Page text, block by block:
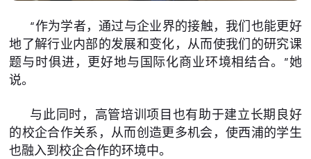
“作为学者，通过与企业界的接触，我们也能更好
地了解行业内部的发展和变化，从而使我们的研究课
题与时俱进，更好地与国际化商业环境相结合。”她
说。
与此同时，高管培训项目也有助于建立长期良好
的校企合作关系，从而创造更多机会，使西浦的学生
也融入到校企合作的环境中。